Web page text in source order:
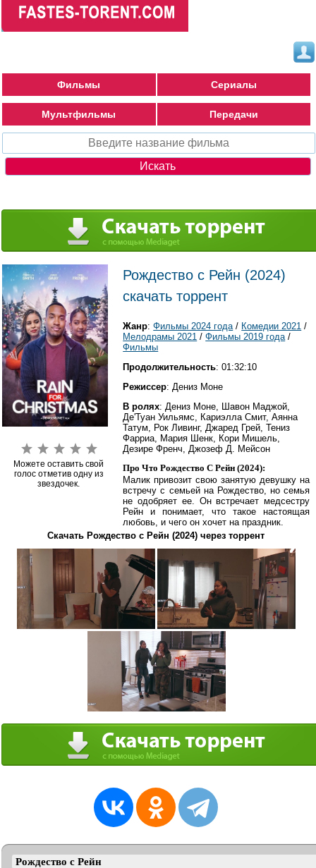
Фильмы Сериалы
Мультфильмы Передачи
Можете оставить свой
голос отметив одну из
звездочек.
Рождество с Рейн (2024)
скачать торрент
Жанр:Фильмы 2024 года/ Комедии 2021 /
Мелодрамы 2021 /Фильмы 2019 года/
Фильмы
Продолжительность: 01:32:10
Режиссер: Дениз Моне
В ролях: Дениз Моне, Шавон Маджой,
Де'Туан Уильямс, Кариэлла Смит, Аянна
Татум, Рок Ливинг, Джаред Грей, Тениз
Фарриа, Мария Шенк, Кори Мишель,
Дезире Френч, Джозеф Д. Мейсон
Про Что Рождество С Рейн (2024):
Малик привозит свою занятую девушку на
встречу с семьей на Рождество, но семья
не одобряет ее. Он встречает медсестру
Рейн и понимает, что такое настоящая
любовь, и чего он хочет на праздник.
Скачать Рождество с Рейн (2024) через торрент